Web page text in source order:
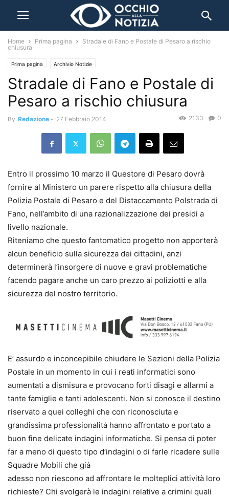
Home Prima pagina
Stradale di Fano e Postale di Pesaro a rischio
chiusura
Prima pagina Archivio Notizie
Stradale di Fano e Postale di
Pesaro a rischio chiusura
By Redazione - 27 Febbraio 2014 0
2133
Entro il prossimo 10 marzo il Questore di Pesaro dovrà
fornire al Ministero un parere rispetto alla chiusura della
Polizia Postale di Pesaro e del Distaccamento Polstrada di
Fano, nell’ambito di una razionalizzazione dei presidi a
livello nazionale.
Riteniamo che questo fantomatico progetto non apporterà
alcun beneficio sulla sicurezza dei cittadini, anzi
determinerà l’insorgere di nuove e gravi problematiche
facendo pagare anche un caro prezzo ai poliziotti e alla
sicurezza del nostro territorio.
E’ assurdo e inconcepibile chiudere le Sezioni della Polizia
Postale in un momento in cui i reati informatici sono
aumentati a dismisura e provocano forti disagi e allarmi a
tante famiglie e tanti adolescenti. Non si conosce il destino
riservato a quei colleghi che con riconosciuta e
grandissima professionalità hanno affrontato e portato a
buon fine delicate indagini informatiche. Si pensa di poter
far a meno di questo tipo d’indagini o di farle ricadere sulle
Squadre Mobili che già
adesso non riescono ad affrontare le molteplici attività loro
richieste? Chi svolgerà le indagini relative a crimini quali